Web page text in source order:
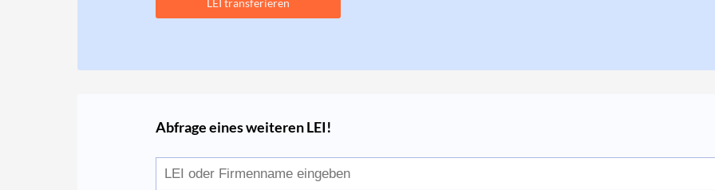
LEI transferieren
Abfrage eines weiteren LEI!